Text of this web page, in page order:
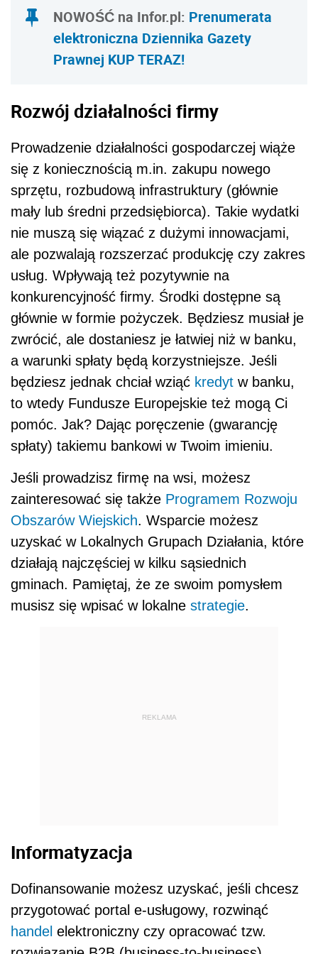
NOWOŚĆ na Infor.pl: Prenumerata
elektroniczna Dziennika Gazety
Prawnej KUP TERAZ!
Rozwój działalności firmy
Prowadzenie działalności gospodarczej wiąże
się z koniecznością m.in. zakupu nowego
sprzętu, rozbudową infrastruktury (głównie
mały lub średni przedsiębiorca). Takie wydatki
nie muszą się wiązać z dużymi innowacjami,
ale pozwalają rozszerzać produkcję czy zakres
usług. Wpływają też pozytywnie na
konkurencyjność firmy. Środki dostępne są
głównie w formie pożyczek. Będziesz musiał je
zwrócić, ale dostaniesz je łatwiej niż w banku,
a warunki spłaty będą korzystniejsze. Jeśli
będziesz jednak chciał wziąć kredyt w banku,
to wtedy Fundusze Europejskie też mogą Ci
pomóc. Jak? Dając poręczenie (gwarancję
spłaty) takiemu bankowi w Twoim imieniu.
Jeśli prowadzisz firmę na wsi, możesz
zainteresować się także Programem Rozwoju
Obszarów Wiejskich. Wsparcie możesz
uzyskać w Lokalnych Grupach Działania, które
działają najczęściej w kilku sąsiednich
gminach. Pamiętaj, że ze swoim pomysłem
musisz się wpisać w lokalne strategie.
REKLAMA
Informatyzacja
Dofinansowanie możesz uzyskać, jeśli chcesz
przygotować portal e-usługowy, rozwinąć
handel elektroniczny czy opracować tzw.